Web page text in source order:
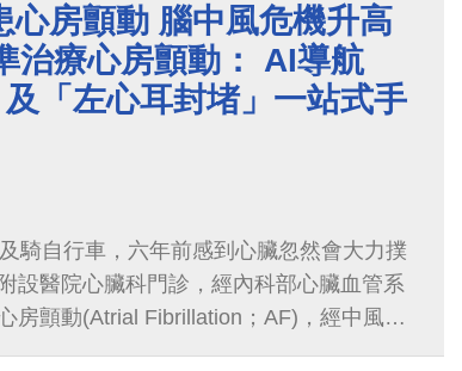
心房顫動 腦中風危機升高
治療心房顫動： AI導航
及「左心耳封堵」一站式手
騎自行車，六年前感到心臟忽然會大力撲
設醫院心臟科門診，經內科部心臟血管系
房顫動(Atrial Fibrillation；AF)，經中風風
Score）